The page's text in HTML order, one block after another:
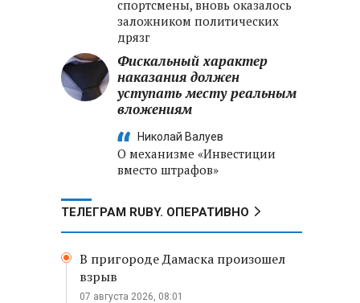
спортсмены, вновь оказалось
заложником политических
дрязг
Фискальный характер
наказания должен
уступать месту реальным
вложениям
Николай Валуев
О механизме «Инвестиции
вместо штрафов»
ТЕЛЕГРАМ RUBY. ОПЕРАТИВНО
В пригороде Дамаска произошел
взрыв
07 августа 2026, 08:01